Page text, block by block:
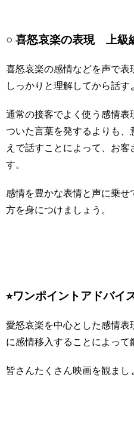
○ 喜怒哀楽の表現 上級
喜怒哀楽の感情などを声で
しっかりと理解してから話す
通常の接客でよく使う感情
ついた言葉を発するよりも、
えで話すことによって、お客
す。
感情を豊かな表情と声に乗せ
方を身につけましょう。
⭐︎ワンポイントアドバイ
愛怒哀楽を中心とした感情
に感情移入することによって
皆さんたくさん映画を観まし